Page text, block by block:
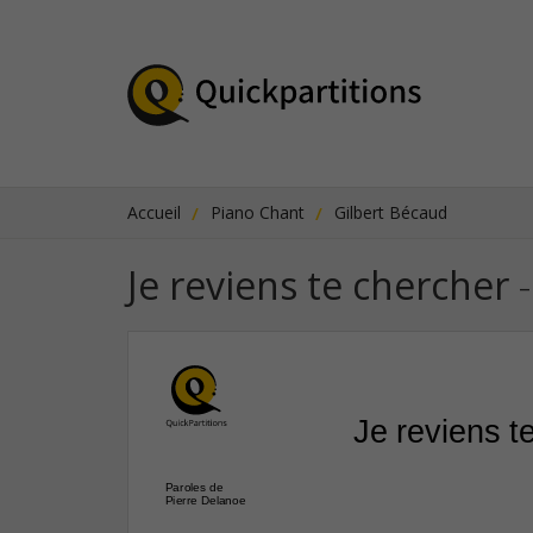
Accueil Piano Chant Gilbert Bécaud
Je reviens te chercher -
Je reviens
Paroles de
Pierre Delanoe